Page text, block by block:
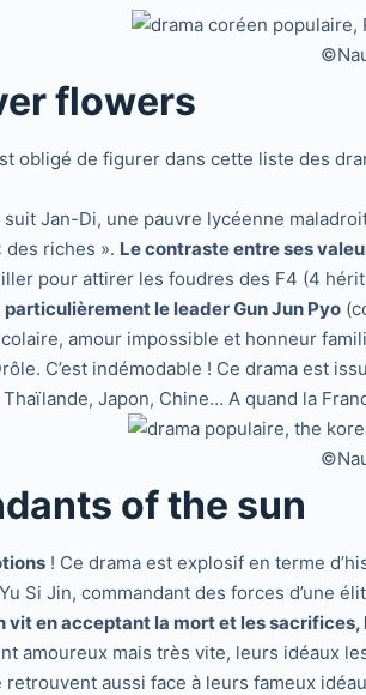
flowers
obligé de figurer dans cette liste des
Jan-Di, une pauvre lycéenne
riches ». Le contraste entre ses
pour attirer les foudres des F4 (4
particulièrement le leader Gun Jun Pyo
amour impossible et honneur
C’est indémodable ! Ce drama est
Japon, Chine… A quand la
of the sun
! Ce drama est explosif en terme
Si Jin, commandant des forces d’une
vit en acceptant la mort et les sacrifices,
amoureux mais très vite, leurs idéaux
aussi face à leurs fameux